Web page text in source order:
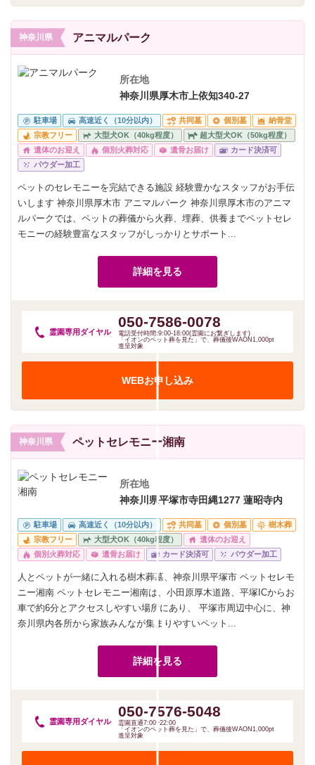
神奈川県 アニマルパーク
所在地
神奈川県厚木市上依知340-27
駐車場 高速近く（10分以内） 共同墓 個別墓
納骨堂
宗教フリー
大型犬OK（40kg程度）
超大型犬OK（50kg程度）
遺体のお迎え
個別火葬対応 遺骨お届け
カード決済可
パウダー加工
ペットのセレモニーを完結できる施設 経験豊かなスタッフがお手伝
いします 神奈川県厚木市 アニマルパーク 神奈川県厚木市のアニマ
ルパークでは、ペットの葬儀から火葬、埋葬、供養までペットセレ
モニーの経験豊富なスタッフがしっかりとサポート...
詳細を見る
霊園専用 ダイヤル
050-7586-0078
電話受付時間:9:00-18:00(霊園にお繋ぎします)
「イオンのペット葬を見た」で、葬儀後WAON1,000pt
進呈対象
WEBお申し込み
神奈川県 ペットセレモニー湘南
所在地
神奈川県平塚市寺田縄1277 蓮昭寺内
駐車場 高速近く（10分以内） 共同墓 個別墓
樹木葬
宗教フリー
大型犬OK（40kg程度）
遺体のお迎え
個別火葬対応
遺骨お届け カード決済可 パウダー加工
人とペットが一緒に入れる樹木葬墓、神奈川県平塚市 ペットセレモ
ニー湘南 ペットセレモニー湘南は、小田原厚木道路、平塚ICからお
車で約6分とアクセスしやすい場所にあり、 平塚市周辺中心に、神
奈川県内各所から家族みんなが集まりやすいペット...
詳細を見る
霊園専用 ダイヤル
050-7576-5048
霊園直通7:00~22:00
「イオンのペット葬を見た」で、葬儀後WAON1,000pt
進呈対象